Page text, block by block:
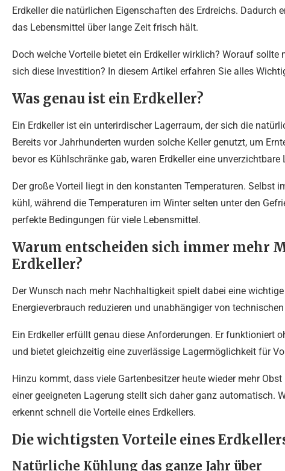
Erdkeller die natürlichen Eigenschaften des Erdreichs.
das Lebensmittel über lange Zeit frisch hält.
Doch welche Vorteile bietet ein Erdkeller wirklich? Worauf
sich diese Investition? In diesem Artikel erfahren Sie alles
Was genau ist ein Erdkeller?
Ein Erdkeller ist ein unterirdischer Lagerraum, der sich die
Bereits vor Jahrhunderten wurden solche Keller genutzt, um
bevor es Kühlschränke gab, waren Erdkeller eine
Der große Vorteil liegt in den konstanten Temperaturen. Selbst
kühl, während die Temperaturen im Winter selten unter den
perfekte Bedingungen für viele Lebensmittel.
Warum entscheiden sich immer mehr
Erdkeller?
Der Wunsch nach mehr Nachhaltigkeit spielt dabei eine
Energieverbrauch reduzieren und unabhängiger von
Ein Erdkeller erfüllt genau diese Anforderungen. Er funktioniert
und bietet gleichzeitig eine zuverlässige Lagermöglichkeit für
Hinzu kommt, dass viele Gartenbesitzer heute wieder mehr
einer geeigneten Lagerung stellt sich daher ganz automatisch.
erkennt schnell die Vorteile eines Erdkellers.
Die wichtigsten Vorteile eines
Natürliche Kühlung das ganze Jahr über